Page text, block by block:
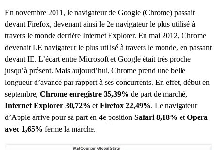
En novembre 2011, le navigateur de Google (Chrome) passait
devant Firefox, devenant ainsi le 2e navigateur le plus utilisé à
travers le monde derrière Internet Explorer. En mai 2012, Chrome
devenait LE navigateur le plus utilisé à travers le monde, en passant
devant IE. L’écart entre Microsoft et Google était très proche
jusqu’à présent. Mais aujourd’hui, Chrome prend une belle
longueur d’avance par rapport à ses concurrents. En effet, début en
septembre, Chrome enregistre 35,39% de part de marché,
Internet Explorer 30,72% et Firefox 22,49%. Le navigateur
d’Apple arrive pour sa part en 4e position Safari 8,18% et Opera
avec 1,65% ferme la marche.